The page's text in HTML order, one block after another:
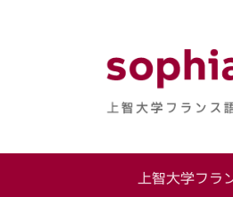
上智大
上智大学フラ